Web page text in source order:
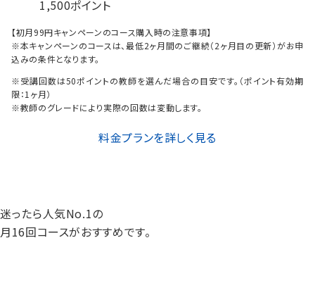
1,500ポイント
【初月99円キャンペーンのコース購入時の注意事項】
※本キャンペーンのコースは、最低2ヶ月間のご継続（2ヶ月目の更新）がお申
込みの条件となります。
※受講回数は50ポイントの教師を選んだ場合の目安です。（ポイント有効期
限：1ヶ月）
※教師のグレードにより実際の回数は変動します。
料金プランを詳しく見る
迷ったら人気No.1の
月16回コースがおすすめです。